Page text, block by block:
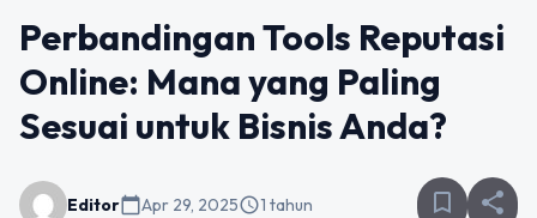
Perbandingan Tools Reputasi
Online: Mana yang Paling
Sesuai untuk Bisnis Anda?
Editorcalendar_todayApr 29, 2025schedule1 tahun bookmark_border share